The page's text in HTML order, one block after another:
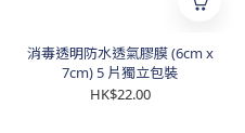
消毒透明防水透氣膠膜 (6cm x
7cm) 5 片獨立包裝
HK$22.00